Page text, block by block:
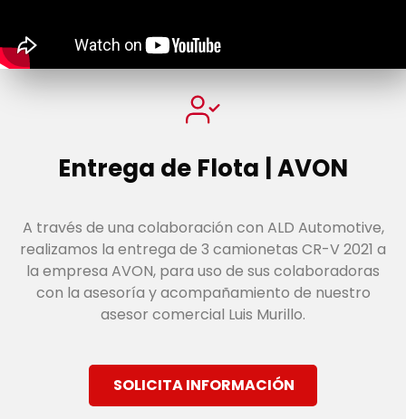
Entrega de Flota | AVON
A través de una colaboración con ALD Automotive,
realizamos la entrega de 3 camionetas CR-V 2021 a
la empresa AVON, para uso de sus colaboradoras
con la asesoría y acompañamiento de nuestro
asesor comercial Luis Murillo.
SOLICITA INFORMACIÓN